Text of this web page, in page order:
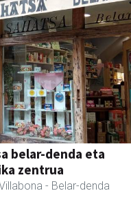
belar-denda eta
zentrua
- Belar-denda